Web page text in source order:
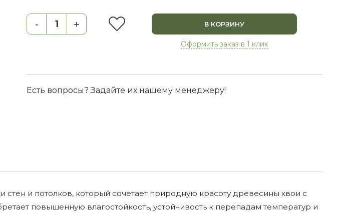
- + В КОРЗИНУ
Оформить заказ в 1 клик
Есть вопросы? Задайте их нашему менеджеру!
и потолков, который сочетает природную красоту древесины хвои с
повышенную влагостойкость, устойчивость к перепадам температур и